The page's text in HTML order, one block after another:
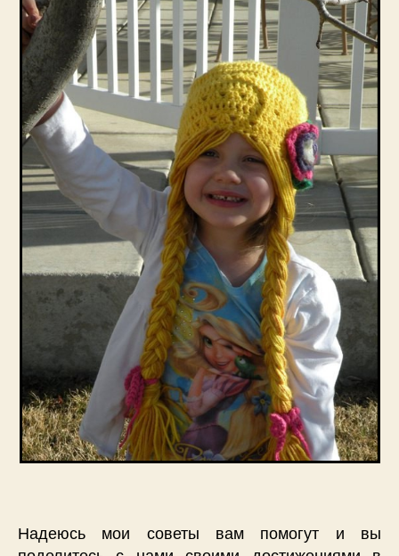
Надеюсь мои советы вам помогут и вы